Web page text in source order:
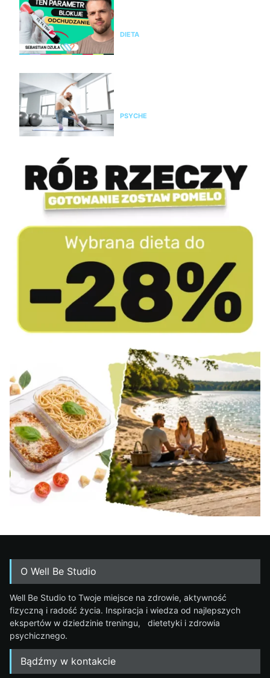
DIETA
PSYCHE
O Well Be Studio
Well Be Studio to Twoje miejsce na zdrowie, aktywność
fizyczną i radość życia. Inspiracja i wiedza od najlepszych
ekspertów w dziedzinie treningu, dietetyki i zdrowia
psychicznego.
Bądźmy w kontakcie